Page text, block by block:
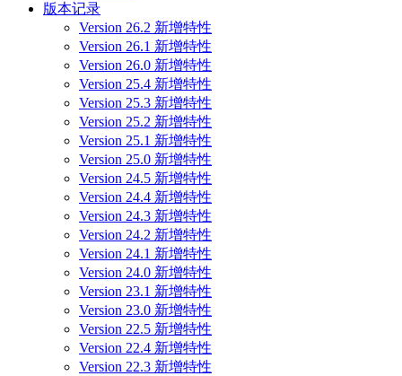
版本记录
Version 26.2 新增特性
Version 26.1 新增特性
Version 26.0 新增特性
Version 25.4 新增特性
Version 25.3 新增特性
Version 25.2 新增特性
Version 25.1 新增特性
Version 25.0 新增特性
Version 24.5 新增特性
Version 24.4 新增特性
Version 24.3 新增特性
Version 24.2 新增特性
Version 24.1 新增特性
Version 24.0 新增特性
Version 23.1 新增特性
Version 23.0 新增特性
Version 22.5 新增特性
Version 22.4 新增特性
Version 22.3 新增特性